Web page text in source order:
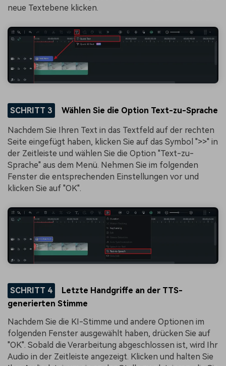
neue Textebene klicken.
SCHRITT 3 Wählen Sie die Option Text-zu-Sprache
Nachdem Sie Ihren Text in das Textfeld auf der rechten
Seite eingefügt haben, klicken Sie auf das Symbol ">>" in
der Zeitleiste und wählen Sie die Option "Text-zu-
Sprache" aus dem Menü. Nehmen Sie im folgenden
Fenster die entsprechenden Einstellungen vor und
klicken Sie auf "OK".
SCHRITT 4
Letzte Handgriffe an der TTS-
generierten Stimme
Nachdem Sie die KI-Stimme und andere Optionen im
folgenden Fenster ausgewählt haben, drücken Sie auf
"OK". Sobald die Verarbeitung abgeschlossen ist, wird Ihr
Audio in der Zeitleiste angezeigt. Klicken und halten Sie